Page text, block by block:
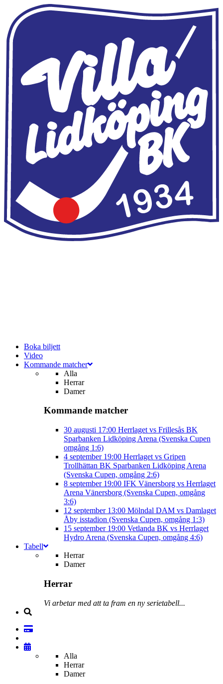
Boka biljett
Video
Kommande matcher
Alla
Herrar
Damer
Kommande matcher
30 augusti 17:00 Herrlaget vs Frillesås BK
Sparbanken Lidköping Arena (Svenska Cupen
omgång 1:6)
4 september 19:00 Herrlaget vs Gripen
Trollhättan BK Sparbanken Lidköping Arena
(Svenska Cupen, omgång 2:6)
8 september 19:00 IFK Vänersborg vs Herrlaget
Arena Vänersborg (Svenska Cupen, omgång
3:6)
12 september 13:00 Mölndal DAM vs Damlaget
Åby isstadion (Svenska Cupen, omgång 1:3)
15 september 19:00 Vetlanda BK vs Herrlaget
Hydro Arena (Svenska Cupen, omgång 4:6)
Tabell
Herrar
Damer
Herrar
Vi arbetar med att ta fram en ny serietabell...
Alla
Herrar
Damer